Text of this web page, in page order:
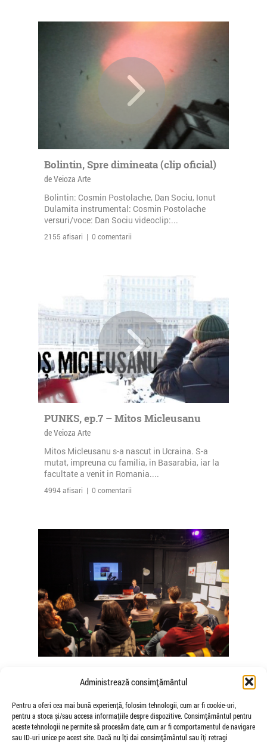
Administrează consimțământul
Pentru a oferi cea mai bună experiență, folosim tehnologii, cum ar fi cookie-uri,
pentru a stoca și/sau accesa informațiile despre dispozitive. Consimțământul pentru
aceste tehnologii ne permite să procesăm date, cum ar fi comportamentul de navigare
sau ID-uri unice pe acest site. Dacă nu îți dai consimțământul sau îți retragi
Bolintin, Spre dimineata (clip oficial)
de Veioza Arte
Bolintin: Cosmin Postolache, Dan Sociu, Ionut
Dulamita instrumental: Cosmin Postolache
versuri/voce: Dan Sociu videoclip:...
2155 afisari | 0 comentarii
PUNKS, ep.7 – Mitos Micleusanu
de Veioza Arte
Mitos Micleusanu s-a nascut in Ucraina. S-a
mutat, impreuna cu familia, in Basarabia, iar la
facultate a venit in Romania....
4994 afisari | 0 comentarii
Somatice susținute de coregrafele
Mădălina Dan și Valentina De Piante
Niculae
de Veioza Arte